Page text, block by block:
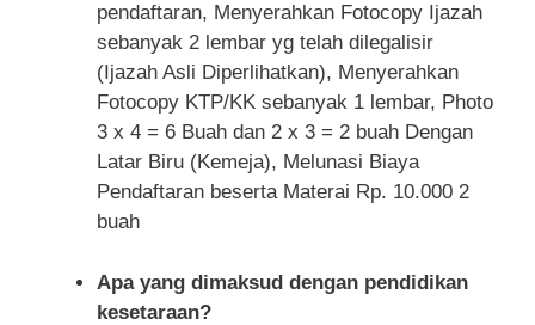
pendaftaran, Menyerahkan Fotocopy Ijazah
sebanyak 2 lembar yg telah dilegalisir
(Ijazah Asli Diperlihatkan), Menyerahkan
Fotocopy KTP/KK sebanyak 1 lembar, Photo
3 x 4 = 6 Buah dan 2 x 3 = 2 buah Dengan
Latar Biru (Kemeja), Melunasi Biaya
Pendaftaran beserta Materai Rp. 10.000 2
buah
Apa yang dimaksud dengan pendidikan
kesetaraan?